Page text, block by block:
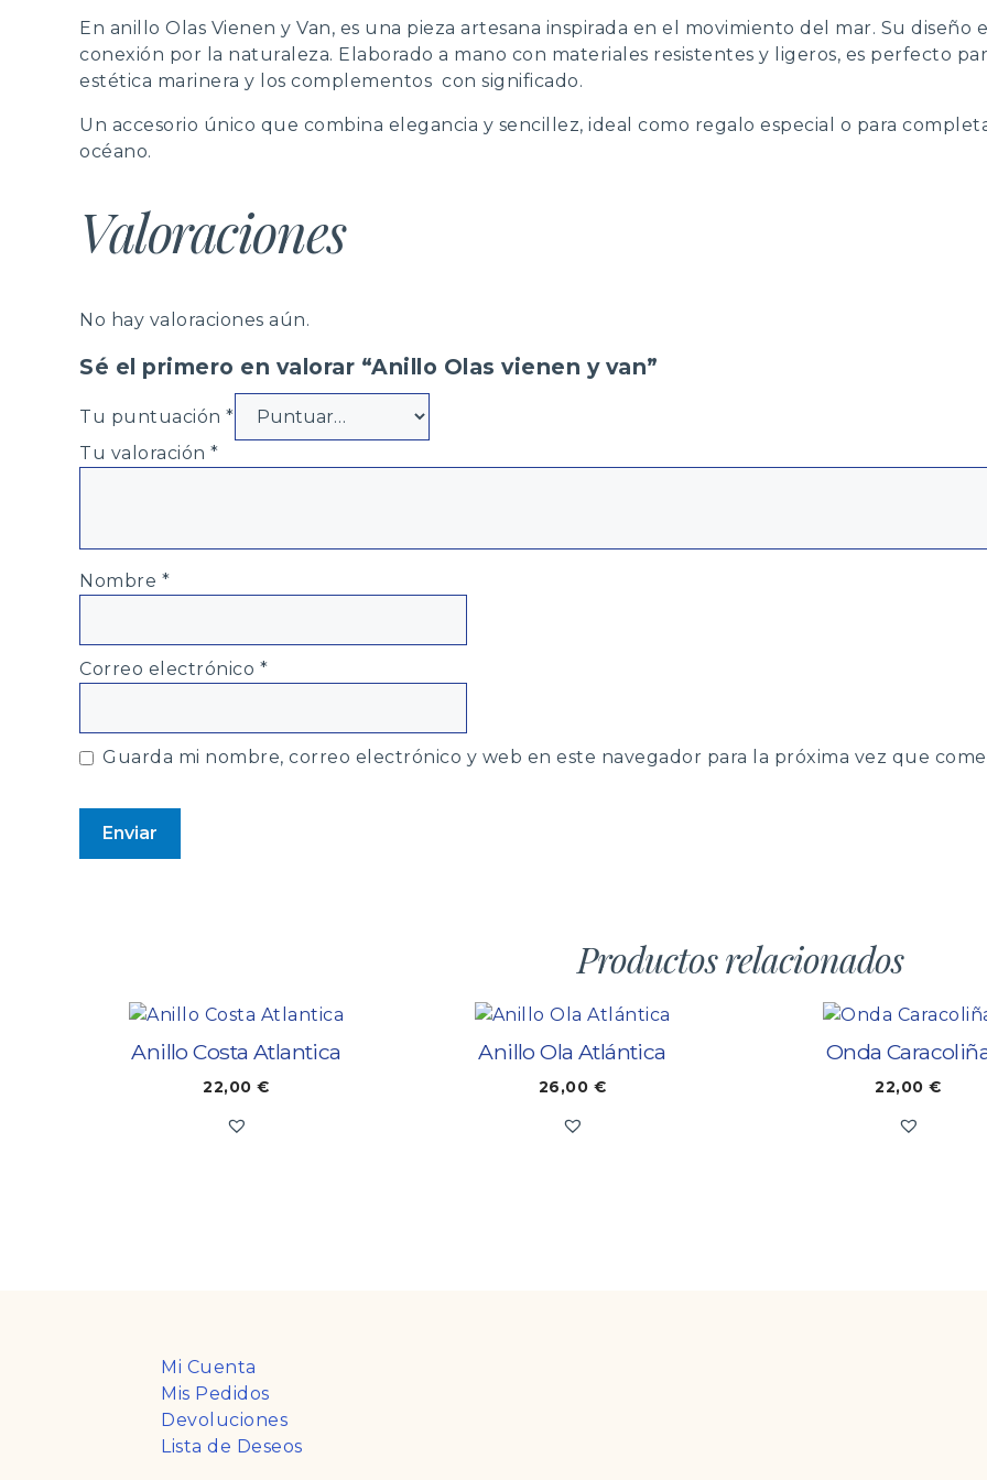
En anillo Olas Vienen y Van, es una pieza artesana inspirada en el movimiento del mar. Su
conexión por la naturaleza. Elaborado a mano con materiales resistentes y ligeros, es perfecto
estética marinera y los complementos con significado.
Un accesorio único que combina elegancia y sencillez, ideal como regalo especial o para
océano.
Valoraciones
No hay valoraciones aún.
Sé el primero en valorar “Anillo Olas vienen y van”
Tu puntuación *
Tu valoración *
Nombre *
Correo electrónico *
Guarda mi nombre, correo electrónico y web en este navegador para la próxima vez que
Productos relacionados
Anillo Costa Atlantica
22,00€
Anillo Ola Atlántica
26,00 €
Onda
22,00€
Mi Cuenta
Mis Pedidos
Devoluciones
Lista de Deseos